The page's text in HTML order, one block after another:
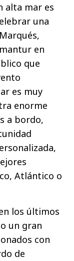
alta mar es
una
en
que
es muy
enorme
a bordo,
Atlántico o
los últimos
un gran
con
de